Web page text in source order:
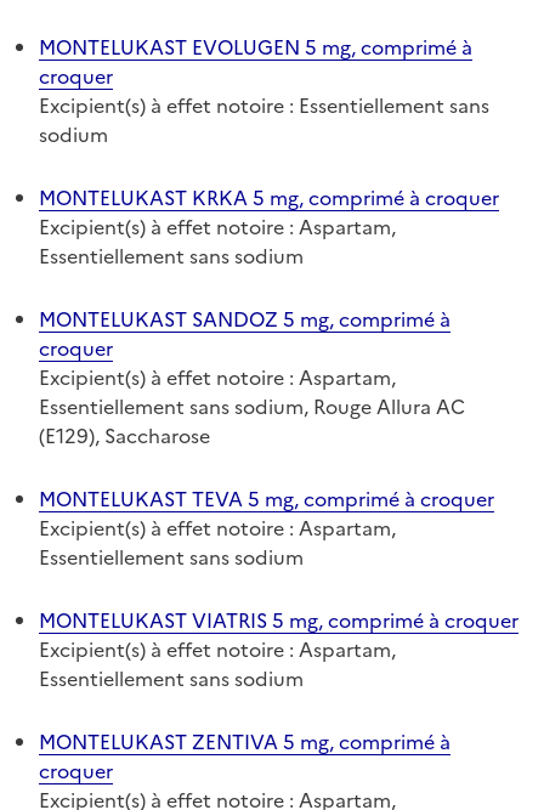
MONTELUKAST EVOLUGEN 5 mg, comprimé à
croquer
Excipient(s) à effet notoire : Essentiellement sans
sodium
MONTELUKAST KRKA 5 mg, comprimé à croquer
Excipient(s) à effet notoire : Aspartam,
Essentiellement sans sodium
MONTELUKAST SANDOZ 5 mg, comprimé à
croquer
Excipient(s) à effet notoire : Aspartam,
Essentiellement sans sodium, Rouge Allura AC
(E129), Saccharose
MONTELUKAST TEVA 5 mg, comprimé à croquer
Excipient(s) à effet notoire : Aspartam,
Essentiellement sans sodium
MONTELUKAST VIATRIS 5 mg, comprimé à croquer
Excipient(s) à effet notoire : Aspartam,
Essentiellement sans sodium
MONTELUKAST ZENTIVA 5 mg, comprimé à
croquer
Excipient(s) à effet notoire : Aspartam,